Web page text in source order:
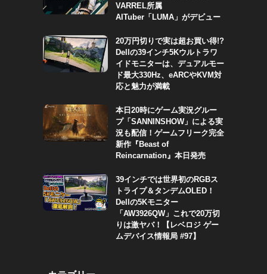
VARREL所属
AITuber「LUMA」がデビュー
20万円切りで実は超お買い得!?
Dellの39インチ5Kウルトラワ
イドモニターは、デュアルモー
ド最大330Hz、eARCやKVM対
応と魅力が満載
本日20時にゲーム実況グルー
プ「SANNINSHOW」による実
況も配信！ゲームフリーク完全
新作『Beast of
Reincarnation』本日発売
39インチでは世界初のRGBス
トライプ＆タンデムOLED！
Dellの5Kモニター
「AW3926QW」これで20万切
りは激ヤバ！【レベロジ ゲー
ムデバイス情報局 #97】